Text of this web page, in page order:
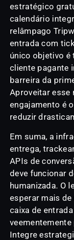
estratégico
calendário
relâmpago
entrada com
único objetivo é
cliente pagante
barreira da
Aproveitar
engajamento é
reduzir
Em suma, a
entrega,
APIs de
deve funcionar
humanizada. O
esperar mais
caixa de
Integre